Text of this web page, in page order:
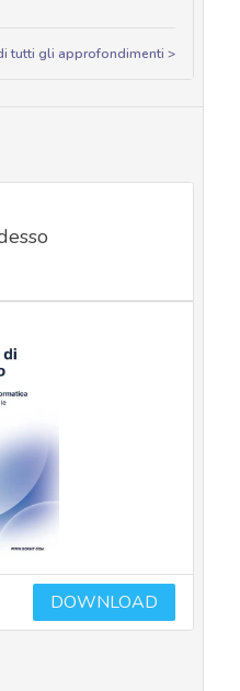
tutti gli approfondimenti >
DOWNLOAD